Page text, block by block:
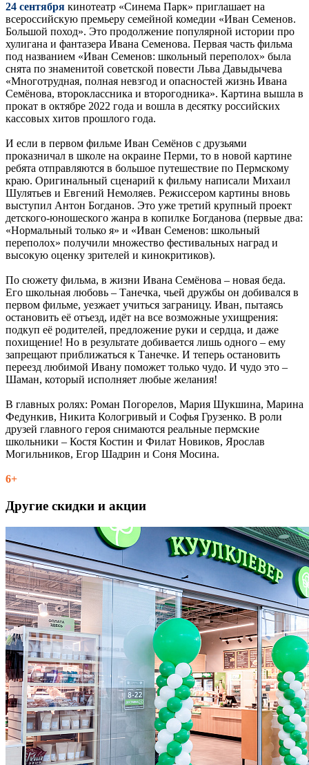
24 сентября кинотеатр «Синема Парк» приглашает на
всероссийскую премьеру семейной комедии «Иван Семенов.
Большой поход». Это продолжение популярной истории про
хулигана и фантазера Ивана Семенова. Первая часть фильма
под названием «Иван Семенов: школьный переполох» была
снята по знаменитой советской повести Льва Давыдычева
«Многотрудная, полная невзгод и опасностей жизнь Ивана
Семёнова, второклассника и второгодника». Картина вышла в
прокат в октябре 2022 года и вошла в десятку российских
кассовых хитов прошлого года.
И если в первом фильме Иван Семёнов с друзьями
проказничал в школе на окраине Перми, то в новой картине
ребята отправляются в большое путешествие по Пермскому
краю. Оригинальный сценарий к фильму написали Михаил
Шулятьев и Евгений Немоляев. Режиссером картины вновь
выступил Антон Богданов. Это уже третий крупный проект
детского-юношеского жанра в копилке Богданова (первые два:
«Нормальный только я» и «Иван Семенов: школьный
переполох» получили множество фестивальных наград и
высокую оценку зрителей и кинокритиков).
По сюжету фильма, в жизни Ивана Семёнова – новая беда.
Его школьная любовь – Танечка, чьей дружбы он добивался в
первом фильме, уезжает учиться заграницу. Иван, пытаясь
остановить её отъезд, идёт на все возможные ухищрения:
подкуп её родителей, предложение руки и сердца, и даже
похищение! Но в результате добивается лишь одного – ему
запрещают приближаться к Танечке. И теперь остановить
переезд любимой Ивану поможет только чудо. И чудо это –
Шаман, который исполняет любые желания!
В главных ролях: Роман Погорелов, Мария Шукшина, Марина
Федункив, Никита Кологривый и Софья Грузенко. В роли
друзей главного героя снимаются реальные пермские
школьники – Костя Костин и Филат Новиков, Ярослав
Могильников, Егор Шадрин и Соня Мосина.
6+
Другие скидки и акции